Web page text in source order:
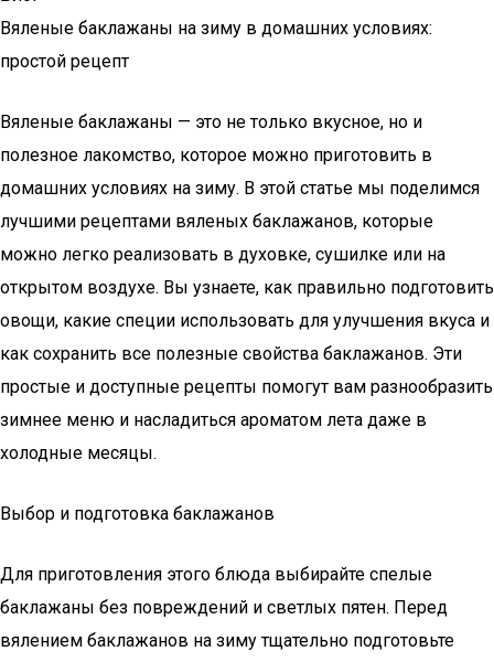
Вяленые баклажаны на зиму в домашних условиях:
простой рецепт
Вяленые баклажаны — это не только вкусное, но и
полезное лакомство, которое можно приготовить в
домашних условиях на зиму. В этой статье мы поделимся
лучшими рецептами вяленых баклажанов, которые
можно легко реализовать в духовке, сушилке или на
открытом воздухе. Вы узнаете, как правильно подготовить
овощи, какие специи использовать для улучшения вкуса и
как сохранить все полезные свойства баклажанов. Эти
простые и доступные рецепты помогут вам разнообразить
зимнее меню и насладиться ароматом лета даже в
холодные месяцы.
Выбор и подготовка баклажанов
Для приготовления этого блюда выбирайте спелые
баклажаны без повреждений и светлых пятен. Перед
вялением баклажанов на зиму тщательно подготовьте